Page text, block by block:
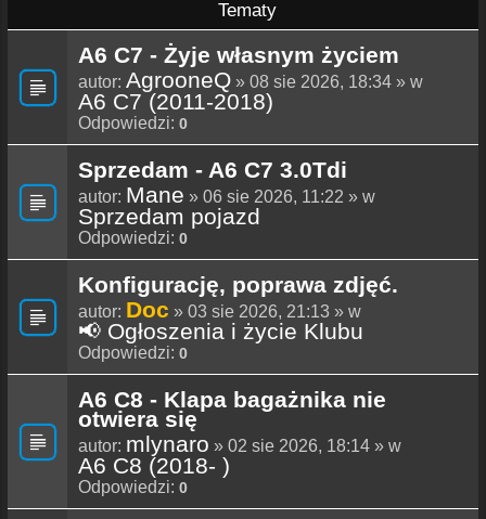
Tematy
A6 C7 - Żyje własnym życiem
autor: AgrooneQ » 08 sie 2026, 18:34 » w
A6 C7 (2011-2018)
Odpowiedzi: 0
Sprzedam - A6 C7 3.0Tdi
autor: Mane » 06 sie 2026, 11:22 » w
Sprzedam pojazd
Odpowiedzi: 0
Konfigurację, poprawa zdjęć.
autor: Doc » 03 sie 2026, 21:13 » w
📢 Ogłoszenia i życie Klubu
Odpowiedzi: 0
A6 C8 - Klapa bagażnika nie
otwiera się
autor: mlynaro » 02 sie 2026, 18:14 » w
A6 C8 (2018- )
Odpowiedzi: 0